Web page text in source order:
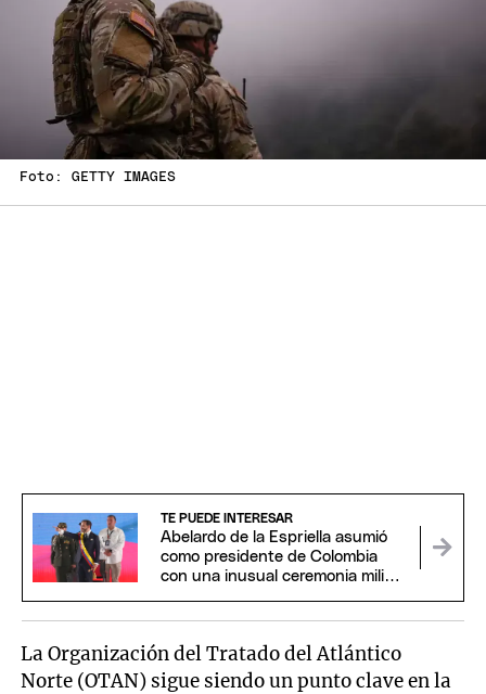
Foto: GETTY IMAGES
TE PUEDE INTERESAR
Abelardo de la Espriella asumió
como presidente de Colombia
con una inusual ceremonia militar
La Organización del Tratado del Atlántico
Norte (OTAN) sigue siendo un punto clave en la